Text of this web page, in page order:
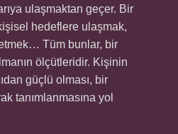
ulaşmaktan geçer. Bir
hedeflere ulaşmak,
Tüm bunlar, bir
ölçütleridir. Kişinin
güçlü olması, bir
tanımlanmasına yol